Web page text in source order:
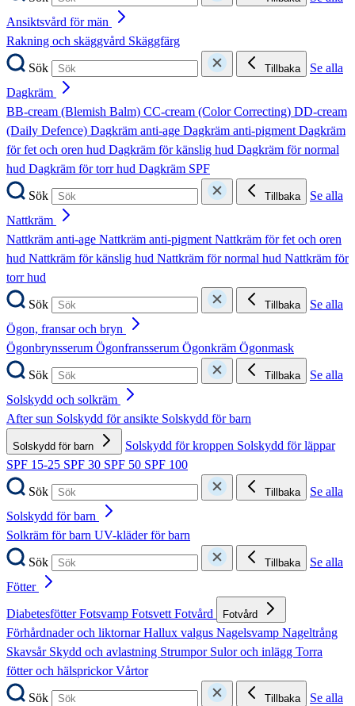
Ansiktsvård för män
Rakning och skäggvård Skäggfärg
Sök
Tillbaka
Se alla
Dagkräm
BB-cream (Blemish Balm) CC-cream (Color Correcting) DD-cream
(Daily Defence) Dagkräm anti-age Dagkräm anti-pigmentDagkräm
för fet och oren hud Dagkräm för känslig hud Dagkräm för normal
hud Dagkräm för torr hud Dagkräm SPF
Sök
Tillbaka
Se alla
Nattkräm
Nattkräm anti-age Nattkräm anti-pigmentNattkräm för fet och oren
hud Nattkräm för känslig hud Nattkräm för normal hud Nattkräm för
torr hud
Sök
Tillbaka
Se alla
Ögon, fransar och bryn
Ögonbrynsserum Ögonfransserum Ögonkräm Ögonmask
Sök
Tillbaka
Se alla
Solskydd och solkräm
After sun Solskydd för ansikte Solskydd för barn
Solskydd för barn Solskydd för kroppen Solskydd för läppar
SPF 15-25 SPF 30 SPF 50 SPF 100
Sök
Tillbaka
Se alla
Solskydd för barn
Solkräm för barn UV-kläder för barn
Sök
Tillbaka
Se alla
Fötter
DiabetesfötterFotsvamp FotsvettFotvård Fotvård
Förhårdnader och liktornarHallux valgus Nagelsvamp Nageltrång
Skavsår Skydd och avlastning Strumpor Sulor och inlägg Torra
fötter och hälsprickorVårtor
Sök
Tillbaka
Se alla